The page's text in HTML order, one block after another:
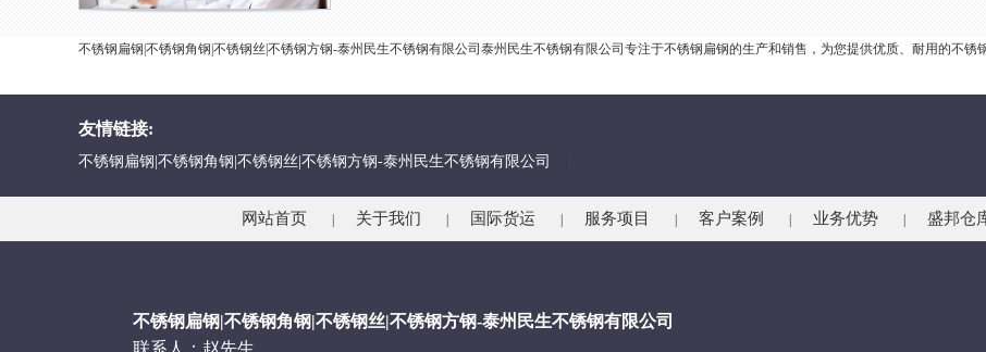
不锈钢扁钢|不锈钢角钢|不锈钢丝|不锈钢方钢-泰州民生不锈钢有限公司泰州民生不锈钢有限公司专注于不锈钢扁钢的生产和销售，为您提供优质、耐用的不锈
友情链接:
不锈钢扁钢|不锈钢角钢|不锈钢丝|不锈钢方钢-泰州民生不锈钢有限公司
网站首页 关于我们 国际货运 服务项目 客户案例 业务优势 盛邦仓
不锈钢扁钢|不锈钢角钢|不锈钢丝|不锈钢方钢-泰州民生不锈钢有限公司
联系人：赵先生